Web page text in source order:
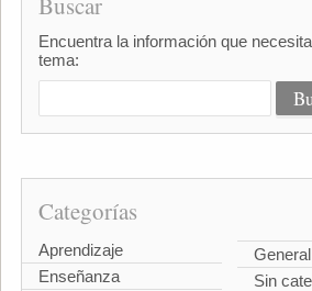
Encuentra la información que
tema:
Categorías
Aprendizaje
Enseñanza
General
Sin